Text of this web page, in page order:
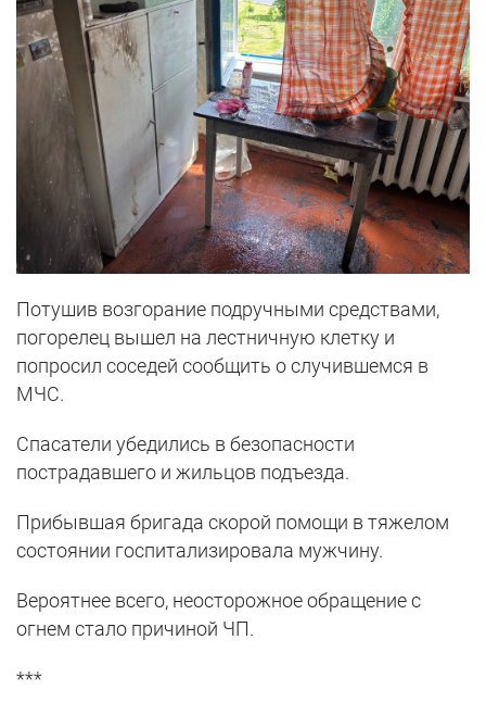
Потушив возгорание подручными средствами,
погорелец вышел на лестничную клетку и
попросил соседей сообщить о случившемся в
МЧС.
Спасатели убедились в безопасности
пострадавшего и жильцов подъезда.
Прибывшая бригада скорой помощи в тяжелом
состоянии госпитализировала мужчину.
Вероятнее всего, неосторожное обращение с
огнем стало причиной ЧП.
***